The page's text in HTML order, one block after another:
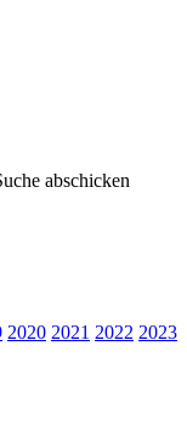
abschicken
2020 2021 2022 2023